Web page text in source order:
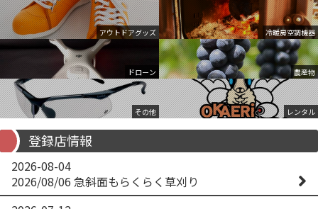
アウトドアグッズ 冷暖房空調機器
ドローン 農産物
その他 レンタル
登録店情報
2026-08-04
2026/08/06 急斜面もらくらく草刈り